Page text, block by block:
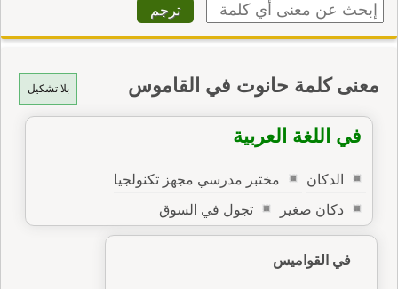
بلا تشكيل معنى كلمة حانوت في القاموس
في اللغة العربية
الدكان
مختبر مدرسي مجهز تكنولجيا
دكان صغير
تجول في السوق
في القواميس